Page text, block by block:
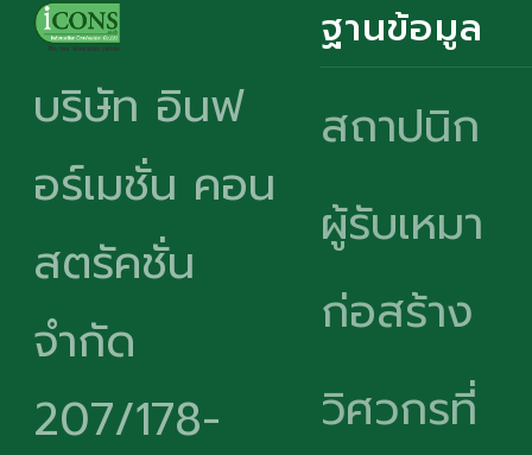
บริษัท อินฟ
อร์เมชั่น คอน
สตรัคชั่น
จำกัด
207/178-
ฐานข้อมูล
สถาปนิก
ผู้รับเหมา
ก่อสร้าง
วิศวกรที่